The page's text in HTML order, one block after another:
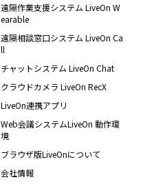
遠隔作業支援システム LiveOn W
earable
遠隔相談窓口システム LiveOn Ca
ll
チャットシステム LiveOn Chat
クラウドカメラ LiveOn RecX
LiveOn連携アプリ
Web会議システムLiveOn 動作環
境
ブラウザ版LiveOnについて
会社情報